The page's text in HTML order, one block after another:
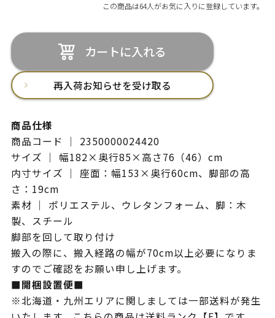
この商品は64人がお気に入りに登録しています。
カートに入れる
再入荷お知らせを受け取る
商品仕様
商品コード ｜ 2350000024420
サイズ ｜ 幅182×奥行85×高さ76（46）cm
内寸サイズ ｜ 座面：幅153×奥行60cm、脚部の高
さ：19cm
素材 ｜ ポリエステル、ウレタンフォーム、脚：木
製、スチール
脚部を回して取り付け
搬入の際に、搬入経路の幅が70cm以上必要になりま
すのでご確認をお願い申し上げます。
■開梱設置便■
※北海道・九州エリアに関しましては一部送料が発生